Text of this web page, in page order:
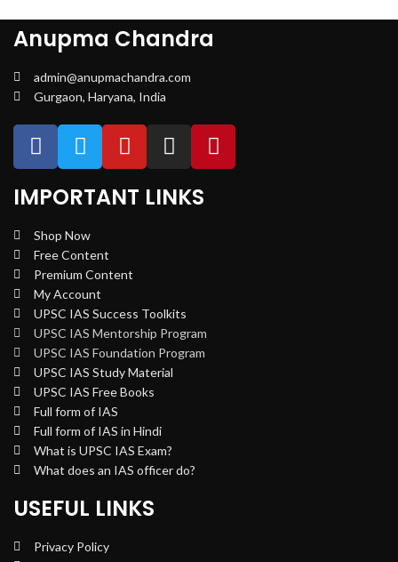
Anupma Chandra
admin@anupmachandra.com
Gurgaon, Haryana, India
IMPORTANT LINKS
Shop Now
Free Content
Premium Content
My Account
UPSC IAS Success Toolkits
UPSC IAS Mentorship Program
UPSC IAS Foundation Program
UPSC IAS Study Material
UPSC IAS Free Books
Full form of IAS
Full form of IAS in Hindi
What is UPSC IAS Exam?
What does an IAS officer do?
USEFUL LINKS
Privacy Policy